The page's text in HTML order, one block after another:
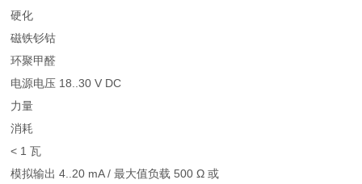
硬化
磁铁钐钴
环聚甲醛
电源电压 18..30 V DC
力量
消耗
< 1 瓦
模拟输出 4..20 mA / 最大值负载 500 Ω 或